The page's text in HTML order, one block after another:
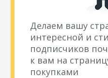
Делаем вашу
интересной и
подписчиков
к вам на
покупками